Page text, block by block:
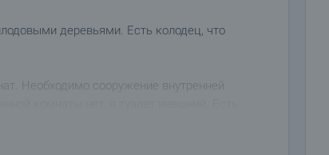
деревьями. Есть колодец, что
Необходимо сооружение внутренней